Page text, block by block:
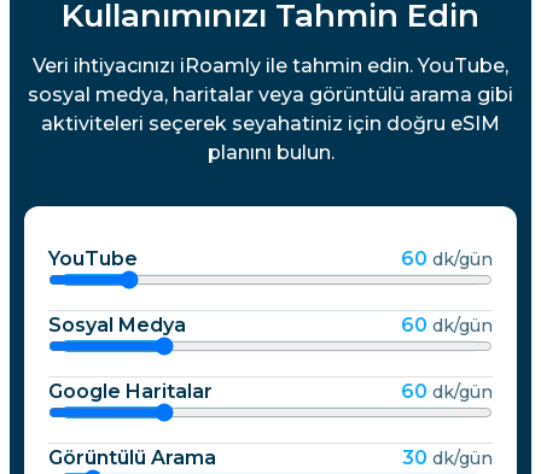
Kullanımınızı Tahmin Edin
Veri ihtiyacınızı iRoamly ile tahmin edin. YouTube,
sosyal medya, haritalar veya görüntülü arama gibi
aktiviteleri seçerek seyahatiniz için doğru eSIM
planını bulun.
YouTube 60 dk/gün
Sosyal Medya 60 dk/gün
Google Haritalar 60 dk/gün
Görüntülü Arama 30 dk/gün